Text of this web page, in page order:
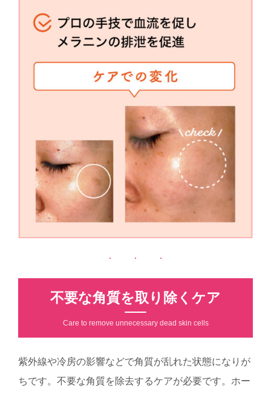
不要な角質を取り除くケア
Care to remove unnecessary dead skin cells
紫外線や冷房の影響などで角質が乱れた状態になりが
ちです。不要な角質を除去するケアが必要です。ホー